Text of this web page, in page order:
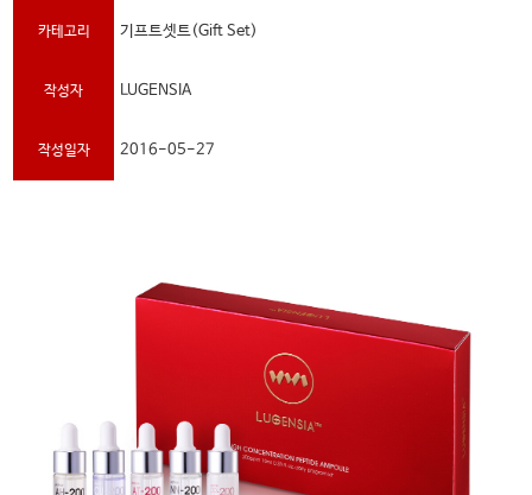
카테고리 기프트셋트(Gift Set)
작성자 LUGENSIA
작성일자 2016-05-27